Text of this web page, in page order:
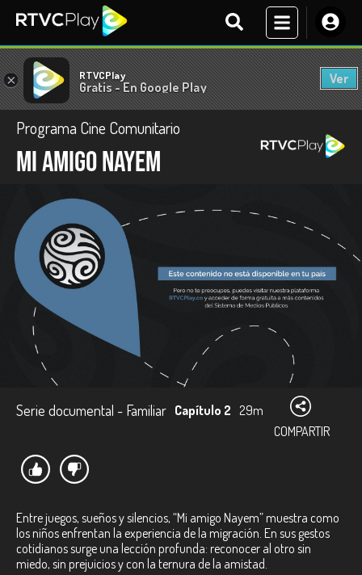
× RTVCPlay
Gratis - En Google Play
Ver
Programa Cine Comunitario
Mi amigo Nayem
Serie documental - Familiar Capítulo 2 29m
COMPARTIR
Entre juegos, sueños y silencios, “Mi amigo Nayem” muestra como
los niños enfrentan la experiencia de la migración. En sus gestos
cotidianos surge una lección profunda: reconocer al otro sin
miedo, sin prejuicios y con la ternura de la amistad.